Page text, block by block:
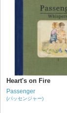
Heart's on Fire
Passenger
(パッセンジャー)